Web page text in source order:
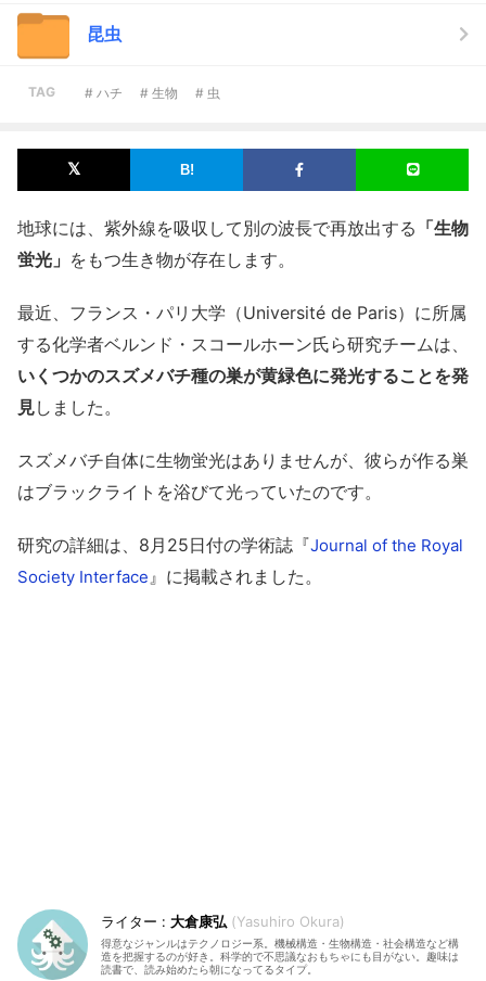
昆虫
TAG # ハチ # 生物 # 虫
地球には、紫外線を吸収して別の波長で再放出する 「生物
蛍光」 をもつ生き物が存在します。
最近、フランス・パリ大学（Université de Paris）に所属
する化学者ベルンド・スコールホーン氏ら研究チームは、
いくつかのスズメバチ種の巣が黄緑色に発光することを発
見しました。
スズメバチ自体に生物蛍光はありませんが、彼らが作る巣
はブラックライトを浴びて光っていたのです。
研究の詳細は、8月25日付の学術誌『Journal of the Royal
Society Interface 』に掲載されました。
大倉康弘 Yasuhiro Okura
得意なジャンルはテクノロジー系。機械構造・生物構造・社会構造など構
造を把握するのが好き。科学的で不思議なおもちゃにも目がない。趣味は
読書で、読み始めたら朝になってるタイプ。